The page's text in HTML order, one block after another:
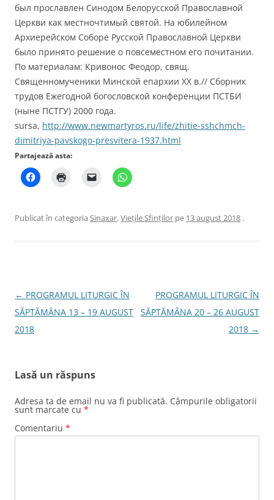
был прославлен Синодом Белорусской Православной
Церкви как местночтимый святой. На юбилейном
Архиерейском Соборе Русской Православной Церкви
было принято решение о повсеместном его почитании.
По материалам: Кривонос Феодор, свящ.
Священномученики Минской епархии XX в.// Сборник
трудов Ежегодной богословской конференции ПСТБИ
(ныне ПСТГУ) 2000 года.
sursa, http://www.newmartyros.ru/life/zhitie-sshchmch-
dimitriya-pavskogo-presvitera-1937.html
Partajează asta:
Publicat în categoria Sinaxar,Viețile Sfinților pe 13 august 2018 .
Navigare
în
articole
← PROGRAMUL LITURGIC ÎN
SĂPTĂMÂNA 13 – 19 AUGUST
2018
PROGRAMUL LITURGIC ÎN
SĂPTĂMÂNA 20 – 26 AUGUST
2018 →
Lasă un răspuns
Adresa ta de email nu va fi publicată. Câmpurile obligatorii
sunt marcate cu *
Comentariu *